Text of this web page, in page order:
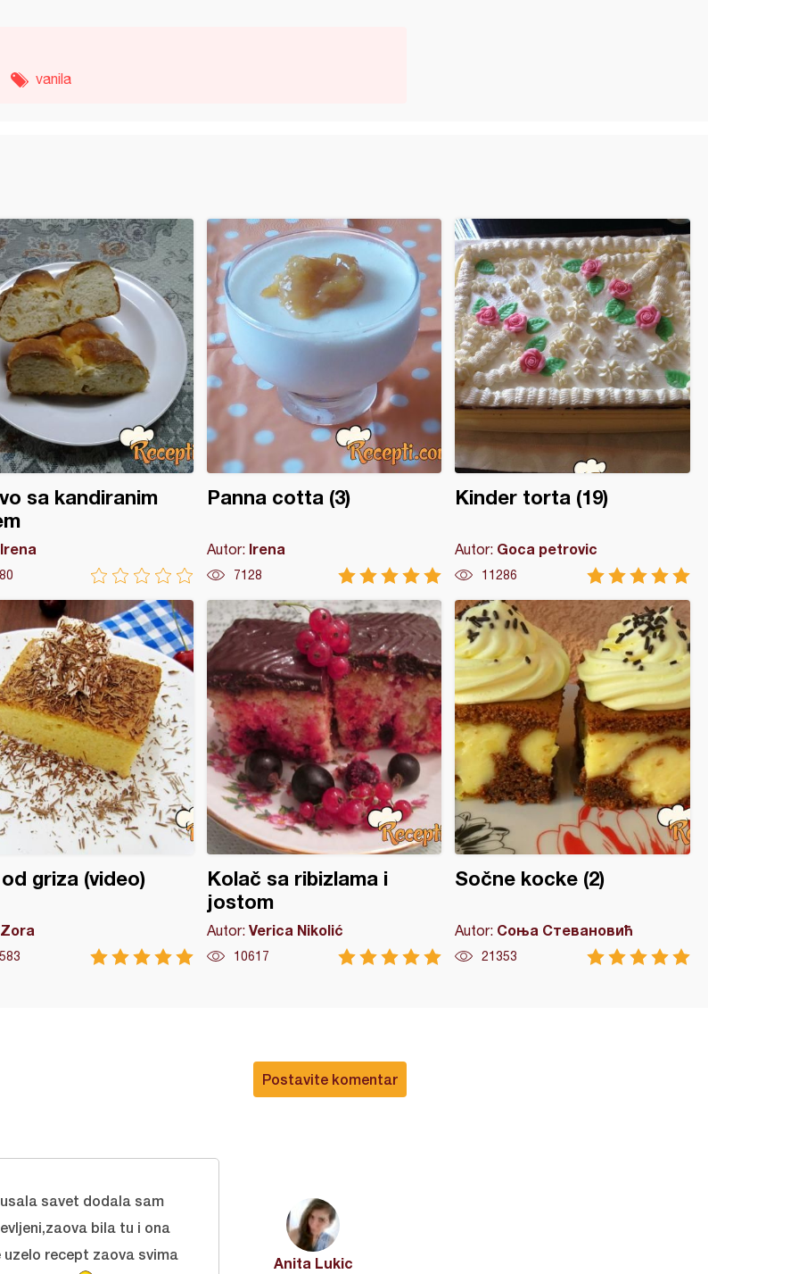
vanila
sa kandiranim
Irena
Panna cotta (3)
Autor: Irena
7128
Kinder torta (19)
Autor: Goca petrovic
11286
griza (video)
Zora
Kolač sa ribizlama i
jostom
Autor: Verica Nikolić
10617
Sočne kocke (2)
Autor: Соња Стевановић
21353
Postavite komentar
Anita Lukic
savet dodala sam
bila tu i ona
recept zaova svima